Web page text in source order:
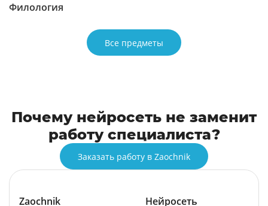
Филология
Все предметы
Почему нейросеть не заменит
работу специалиста?
Заказать работу в Zaochnik
Zaochnik Нейросеть